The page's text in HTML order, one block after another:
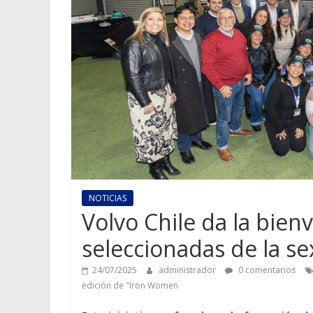
NOTICIAS
Volvo Chile da la
seleccionadas de la
24/07/2025 administrador
0 comentarios
edición de "Iron Women